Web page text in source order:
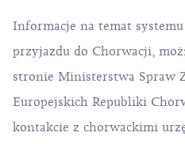
Informacje na temat
przyjazdu do Chorwacji,
stronie Ministerstwa Spraw
Europejskich Republiki
kontakcie z chorwackimi